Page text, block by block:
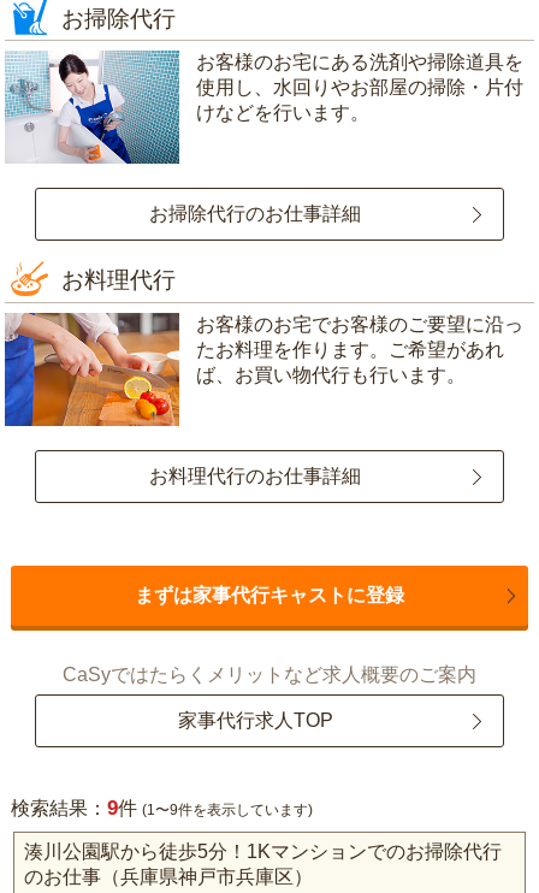
お掃除代行
お客様のお宅にある洗剤や掃除道具を
使用し、水回りやお部屋の掃除・片付
けなどを行います。
お掃除代行のお仕事詳細
お料理代行
お客様のお宅でお客様のご要望に沿っ
たお料理を作ります。ご希望があれ
ば、お買い物代行も行います。
お料理代行のお仕事詳細
まずは家事代行キャストに登録
CaSyではたらくメリットなど求人概要のご案内
家事代行求人TOP
検索結果： 9件 (1〜9件を表示しています)
湊川公園駅から徒歩5分！1Kマンションでのお掃除代行
のお仕事（兵庫県神戸市兵庫区）